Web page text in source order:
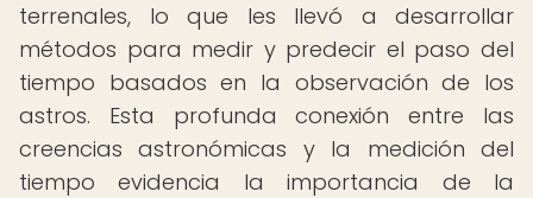
terrenales, lo que les llevó a desarrollar
métodos para medir y predecir el paso del
tiempo basados en la observación de los
astros. Esta profunda conexión entre las
creencias astronómicas y la medición del
tiempo evidencia la importancia de la